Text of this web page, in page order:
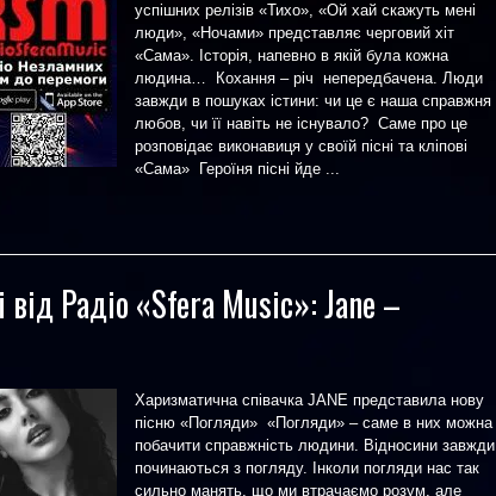
успішних релізів «Тихо», «Ой хай скажуть мені
люди», «Ночами» представляє черговий хіт
«Сама». Історія, напевно в якій була кожна
людина… Кохання – річ непередбачена. Люди
завжди в пошуках істини: чи це є наша справжня
любов, чи її навіть не існувало? Саме про це
розповідає виконавиця у своїй пісні та кліпові
«Сама» Героїня пісні йде ...
від Радіо «Sfera Music»: Jane –
Харизматична співачка JANE представила нову
пісню «Погляди» «Погляди» – саме в них можна
побачити справжність людини. Відносини завжди
починаються з погляду. Інколи погляди нас так
сильно манять, що ми втрачаємо розум, але